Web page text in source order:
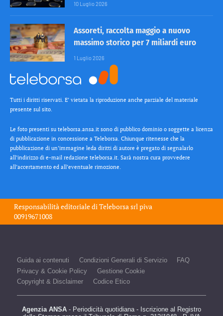
10 Luglio 2026
Assoreti, raccolta maggio a nuovo
massimo storico per 7 miliardi euro
1 Luglio 2026
Tutti i diritti riservati. E’ vietata la riproduzione anche parziale del materiale
presente sul sito.
Le foto presenti su teleborsa.ansa.it sono di pubblico dominio o soggette a licenza
di pubblicazione in concessione a Teleborsa. Chiunque ritenesse che la
pubblicazione di un’immagine leda diritti di autore è pregato di segnalarlo
all’indirizzo di e-mail redazione teleborsa.it. Sarà nostra cura provvedere
all’accertamento ed all’eventuale rimozione.
Responsabilità editoriale diTeleborsa srlpiva
00919671008
Guida ai contenuti Condizioni Generali di Servizio
FAQ
Privacy & Cookie Policy
Gestione Cookie
Copyright & Disclaimer
Codice Etico
Agenzia ANSA - Periodicità quotidiana - Iscrizione al Registro